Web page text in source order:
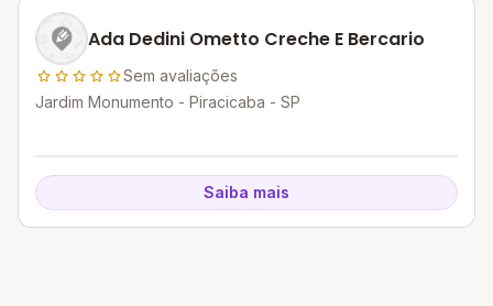
Ada Dedini Ometto Creche E Bercario
Sem avaliações
Jardim Monumento - Piracicaba - SP
Saiba mais